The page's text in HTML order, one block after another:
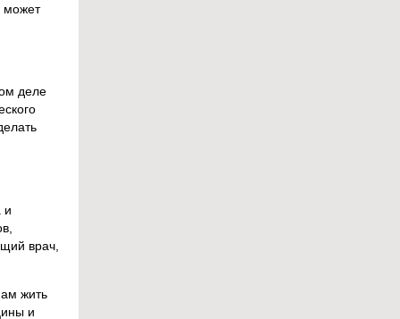
может
деле
и
врач,
жить
и